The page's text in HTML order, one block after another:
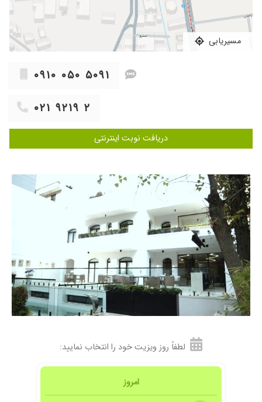
مسیریابی
۰۹۱۰ ۰۵۰ ۵۰۹۱
۰۲۱ ۹۲۱۹ ۲
دریافت نوبت اینترنتی
لطفاً روز ویزیت خود را انتخاب نمایید:
امروز